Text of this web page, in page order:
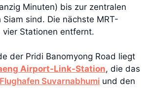
Minuten) bis zur zentralen
sind. Die nächste MRT-
vier Stationen entfernt.
der Pridi Banomyong Road liegt
Airport-Link-Station, die das
Flughafen Suvarnabhumi und den